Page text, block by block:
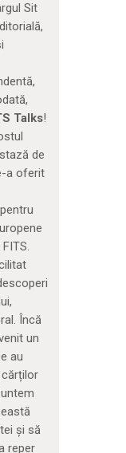
Sit
Talks!
de
a oferit
Încă
un
au
și să
reper